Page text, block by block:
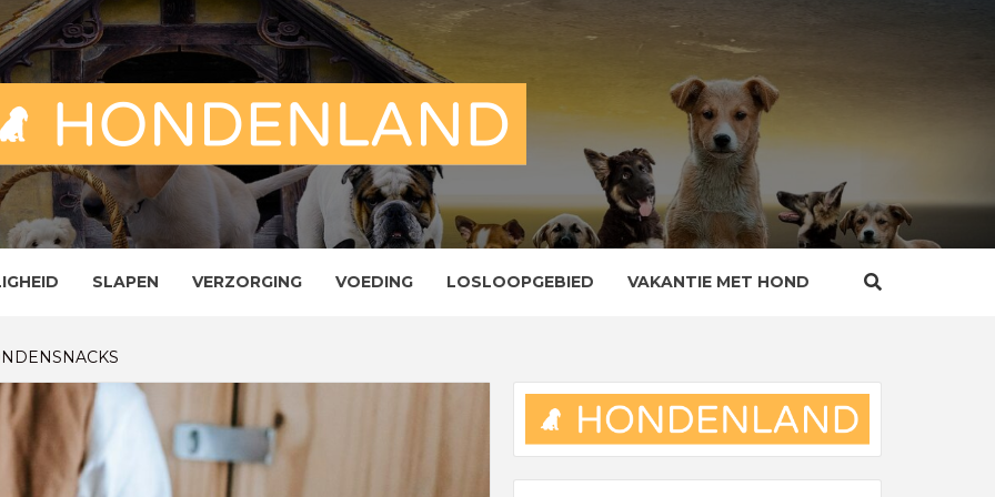
SLAPEN VERZORGING VOEDING LOSLOOPGEBIED VAKANTIE MET HOND